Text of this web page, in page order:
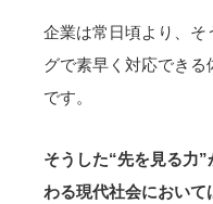
企業は常日頃より、そ
グで素早く対応でき
です。
そうした“先を見る力
わる現代社会において